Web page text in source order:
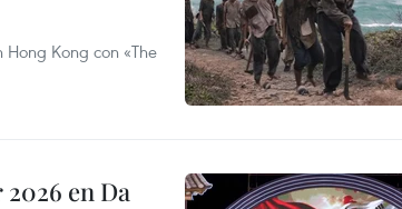
Kong con «The
en Da